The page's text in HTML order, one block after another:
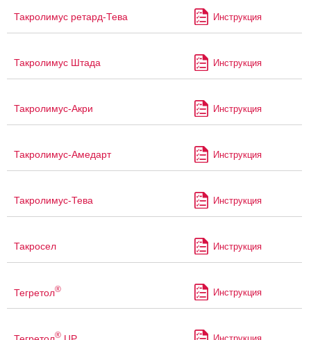
Такролимус ретард-Тева Инструкция
Такролимус Штада Инструкция
Такролимус-Акри Инструкция
Такролимус-Амедарт Инструкция
Такролимус-Тева Инструкция
Такросел Инструкция
Тегретол® Инструкция
®